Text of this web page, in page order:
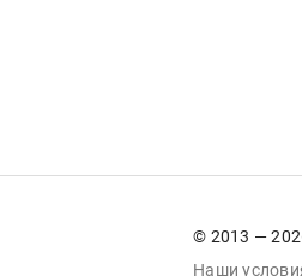
© 2013 —
Наши